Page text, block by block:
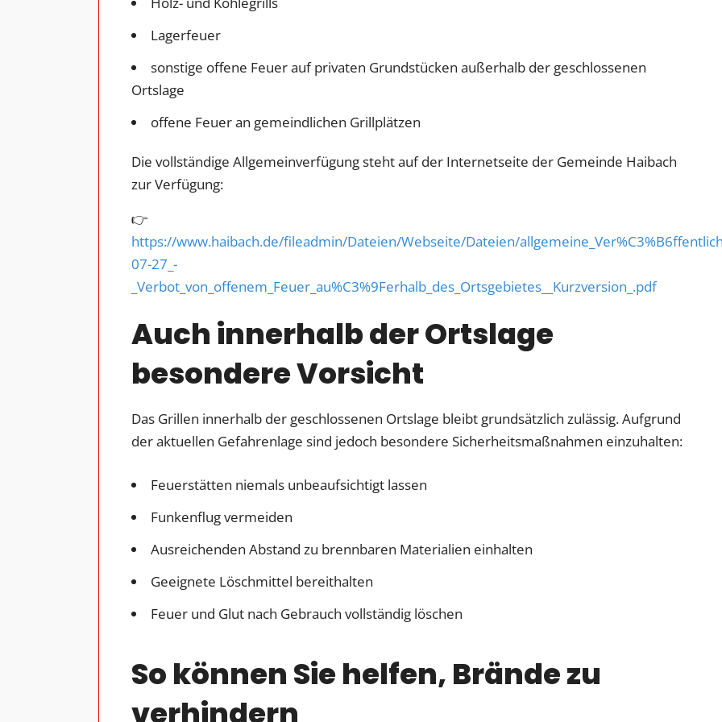
Lagerfeuer
sonstige offene Feuer auf privaten Grundstücken außerhalb der geschlossenen
Ortslage
offene Feuer an gemeindlichen Grillplätzen
Die vollständige Allgemeinverfügung steht auf der Internetseite der Gemeinde Haibach
zur Verfügung:
👉
https://www.haibach.de/fileadmin/Dateien/Webseite/Dateien/
07-27_-
_Verbot_von_offenem_Feuer_au%C3%9Ferhalb_des_Ortsgebietes__Kurzversion_.pdf
Auch innerhalb der Ortslage
besondere Vorsicht
Das Grillen innerhalb der geschlossenen Ortslage bleibt grundsätzlich zulässig. Aufgrund
der aktuellen Gefahrenlage sind jedoch besondere Sicherheitsmaßnahmen einzuhalten:
Feuerstätten niemals unbeaufsichtigt lassen
Funkenflug vermeiden
Ausreichenden Abstand zu brennbaren Materialien einhalten
Geeignete Löschmittel bereithalten
Feuer und Glut nach Gebrauch vollständig löschen
So können Sie helfen, Brände zu
verhindern